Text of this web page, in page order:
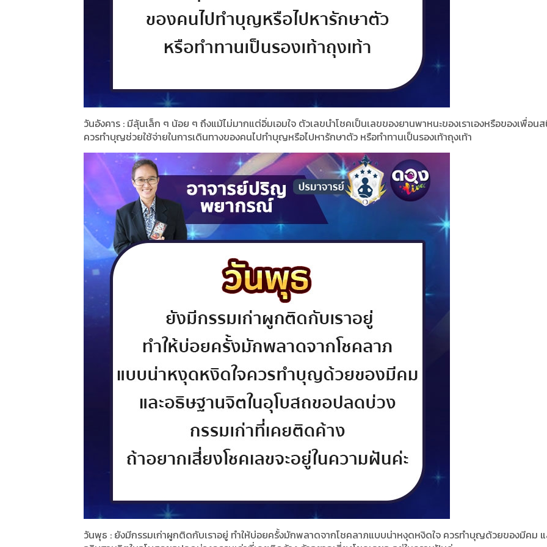
วันอังคาร : มีลุ้นเล็ก ๆ น้อย ๆ ถึงแม้ไม่มากแต่อิ่มเอมใจ ตัวเลขนำโชคเป็นเลขของยานพาหนะของเราเองหรือของเพื่อน
ควรทำบุญช่วยใช้จ่ายในการเดินทางของคนไปทำบุญหรือไปหารักษาตัว หรือทำทานเป็นรองเท้าถุงเท้า
วันพุธ : ยังมีกรรมเก่าผูกติดกับเราอยู่ ทำให้บ่อยครั้งมักพลาดจากโชคลาภแบบน่าหงุดหงิดใจ ควรทำบุญด้วยของมีคม แ